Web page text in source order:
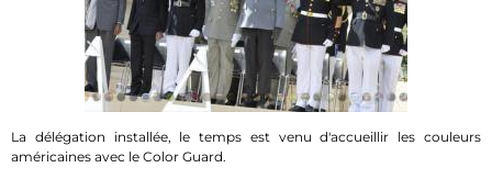
La délégation installée, le temps est venu d'accueillir les couleurs
américaines avec le Color Guard.